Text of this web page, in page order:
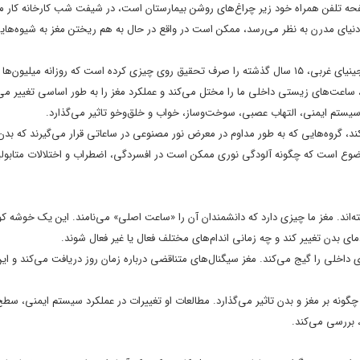
همراه خود زیر چراغ‌های روشن بیمارستان است، در شیفت شب کارخانه کار
مدرن به نظر می‌رسد، ممکن است در واقع در حال به هم ریختن مغز به
به گزارش ایسنا، دکتر رندی نلسون، رئیس دپارتمان علوم اعصاب در دانشگاه ویرجینیای غربی، ۱۵ سال گذشته را صرف تحقیق روی چیزی کرده است که
زیستی داخلی ما را مختل می‌کند و عملکرد مغز را به طور اساسی تغییر
ایمنی، التهاب عصبی، سوخت‌وساز، خواب و خلق‌وخو تاثیر می‌گذارد.
گروه‌هایی که به طور مداوم در معرض نور مصنوعی در ساعاتی قرار می‌گیرند که بدن
است که چگونه آلودگی نوری ممکن است در افسردگی، اضطراب و اختلالات
مغز ما چیزی دارد که دانشمندان آن را «ساعت اصلی» می‌نامند. این یک خوشه
تغییر کند و چه زمانی اندام‌های مختلف فعال یا غیر فعال شوند.
را گیج می‌کند. مغز سیگنال‌های متناقضی درباره زمان روز دریافت می‌کند و
بر مغز و بدن تاثیر می‌گذارد. مطالعات او تغییرات در عملکرد سیستم ایمنی،
بررسی می‌کند.